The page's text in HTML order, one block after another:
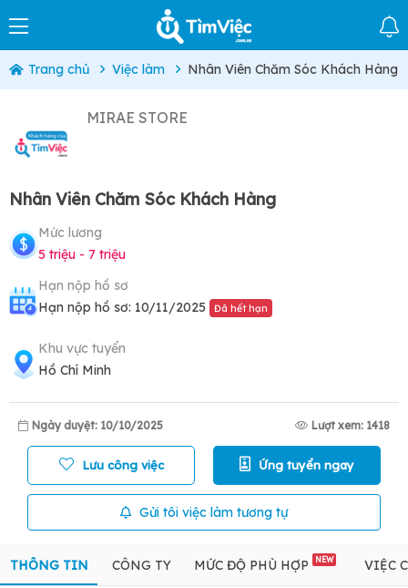
Trang chủ Việc làm Nhân Viên Chăm Sóc Khách Hàng
MIRAE STORE
Nhân Viên Chăm Sóc Khách Hàng
Mức lương
5 triệu - 7 triệu
Hạn nộp hồ sơ
Hạn nộp hồ sơ: 10/11/2025
Đã hết hạn
Khu vực tuyển
Hồ Chí Minh
Ngày duyệt: 10/10/2025 Lượt xem: 1418
Lưu công việc Ứng tuyển ngay
Gửi tôi việc làm tương tự
THÔNG TIN CÔNG TY MỨC ĐỘ PHÙ HỢP NEW VIỆC